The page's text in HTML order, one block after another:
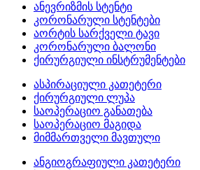
ანევრიზმის სტენტი
კორონარული სტენტები
აორტის სარქველი ტავი
კორონარული ბალონი
ქირურგიული ინსტრუმენტები
ასპირაციული კათეტერი
ქირურგიული ლუპა
საოპერაციო განათება
საოპერაციო მაგიდა
მიმმართველი მავთული
ანგიოგრაფიული კათეტერი